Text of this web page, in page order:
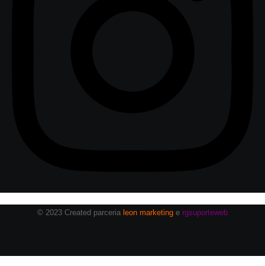
© 2023 Created parceria leon marketing e rgsuporteweb